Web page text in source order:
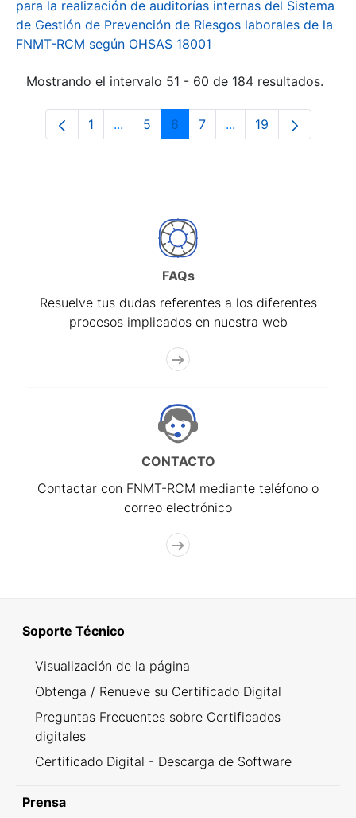
para la realización de auditorías internas del Sistema
de Gestión de Prevención de Riesgos laborales de la
FNMT-RCM según OHSAS 18001
Mostrando el intervalo 51 - 60 de 184 resultados.
Página
1 ...Páginas intermedias Use TAB para
Página
5 Página
6 Página
7 ...Páginas intermedias
Página
19
FAQs
Resuelve tus dudas referentes a los diferentes
procesos implicados en nuestra web
CONTACTO
Contactar con FNMT-RCM mediante teléfono o
correo electrónico
Soporte Técnico
Visualización de la página
Obtenga / Renueve su Certificado Digital
Preguntas Frecuentes sobre Certificados
digitales
Certificado Digital - Descarga de Software
Prensa